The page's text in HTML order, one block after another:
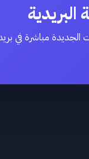
البريدية
مباشرة في